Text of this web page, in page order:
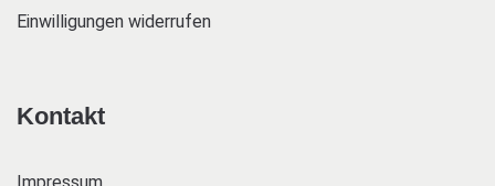
Einwilligungen widerrufen
Kontakt